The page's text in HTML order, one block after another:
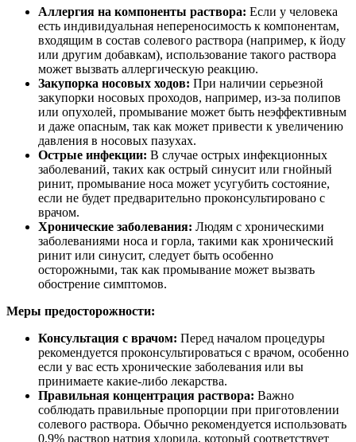
Аллергия на компоненты раствора: Если у человека
есть индивидуальная непереносимость к компонентам,
входящим в состав солевого раствора (например, к йоду
или другим добавкам), использование такого раствора
может вызвать аллергическую реакцию.
Закупорка носовых ходов: При наличии серьезной
закупорки носовых проходов, например, из-за полипов
или опухолей, промывание может быть неэффективным
и даже опасным, так как может привести к увеличению
давления в носовых пазухах.
Острые инфекции: В случае острых инфекционных
заболеваний, таких как острый синусит или гнойный
ринит, промывание носа может усугубить состояние,
если не будет предварительно проконсультировано с
врачом.
Хронические заболевания: Людям с хроническими
заболеваниями носа и горла, такими как хронический
ринит или синусит, следует быть особенно
осторожными, так как промывание может вызвать
обострение симптомов.
Меры предосторожности:
Консультация с врачом: Перед началом процедуры
рекомендуется проконсультироваться с врачом, особенно
если у вас есть хронические заболевания или вы
принимаете какие-либо лекарства.
Правильная концентрация раствора: Важно
соблюдать правильные пропорции при приготовлении
солевого раствора. Обычно рекомендуется использовать
0,9% раствор натрия хлорида, который соответствует